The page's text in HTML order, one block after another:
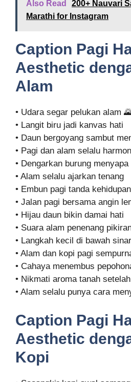
Also Read
200+ Nauvari
Marathi for Instagram
Caption Pagi
Aesthetic
Alam
• Udara segar pelukan alam
• Langit biru jadi kanvas hati
• Daun bergoyang sambut
• Pagi dan alam selalu
• Dengarkan burung menyapa
• Alam selalu ajarkan tenang
• Embun pagi tanda
• Jalan pagi bersama angin
• Hijau daun bikin damai hati
• Suara alam penenang
• Langkah kecil di bawah
• Alam dan kopi pagi
• Cahaya menembus
• Nikmati aroma tanah
• Alam selalu punya cara
Caption Pagi
Aesthetic
Kopi